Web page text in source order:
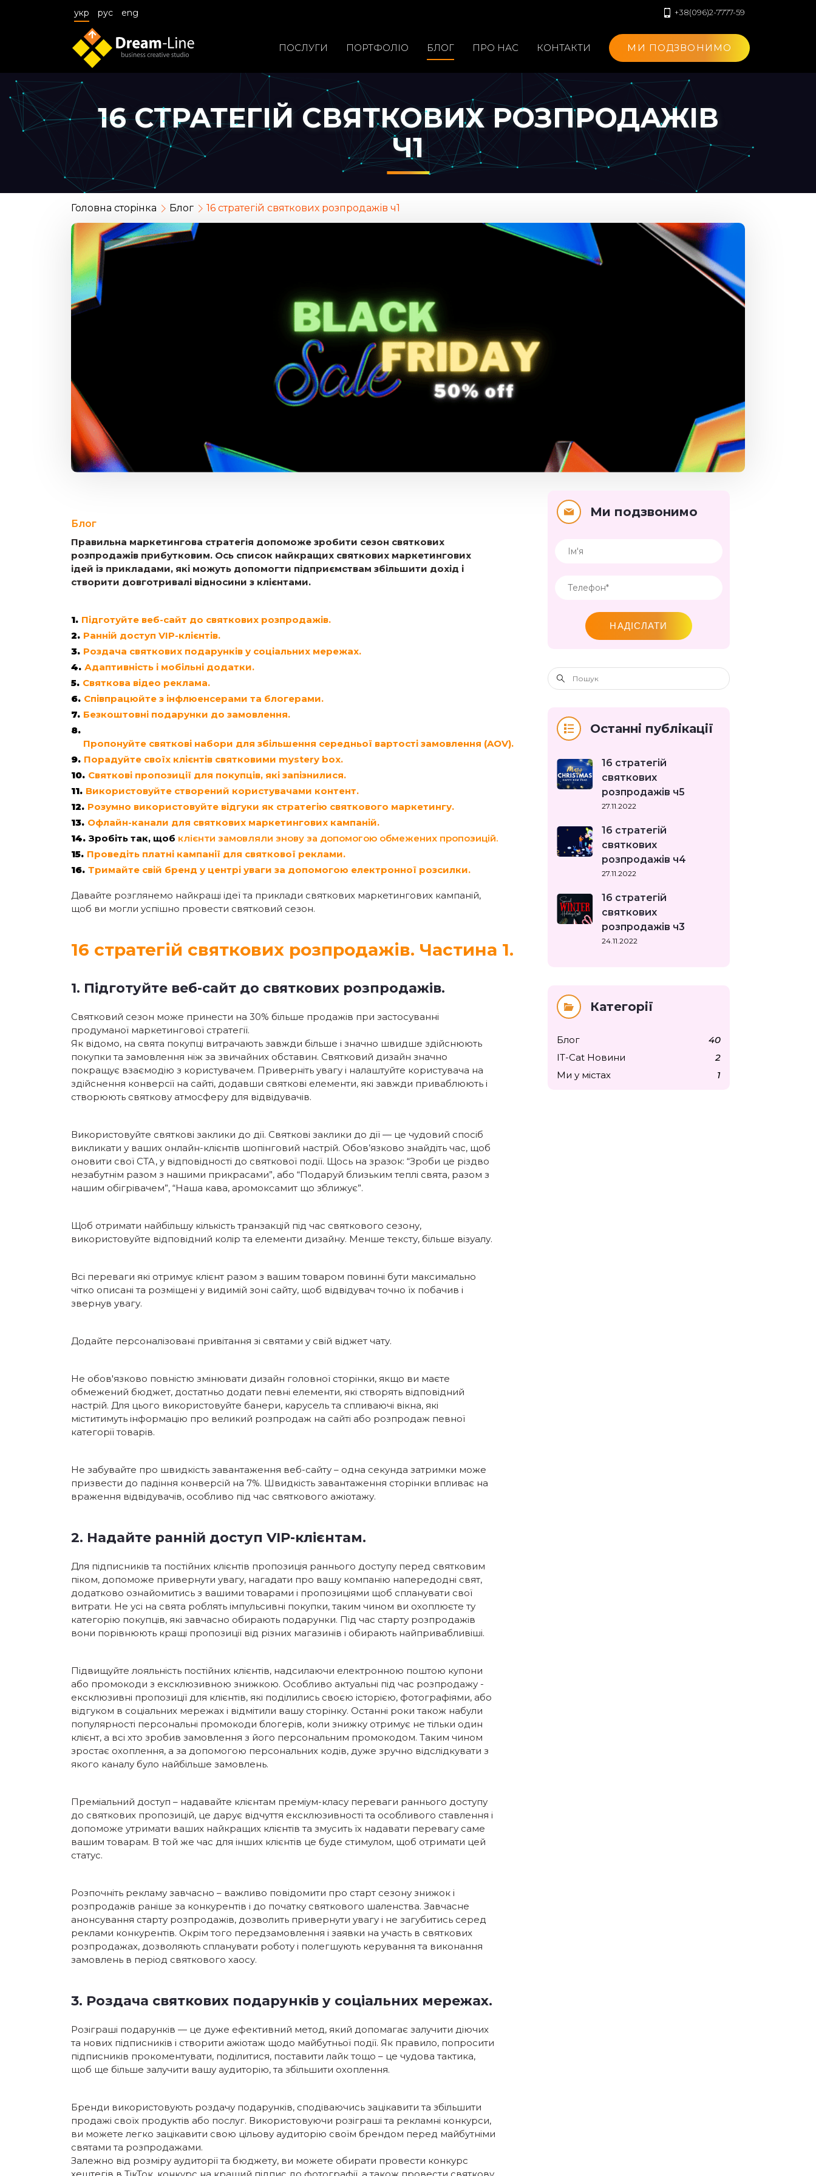
укр рус eng +38(096)2-7777-59
ПОСЛУГИ ПОРТФОЛIО БЛОГ ПРО НАС КОНТАКТИ МИ ПОДЗВОНИМО
16 СТРАТЕГІЙ СВЯТКОВИХ РОЗПРОДАЖІВ
Ч1
Головна сторiнка Блог 16 стратегій святкових розпродажів ч1
Блог
Правильна маркетингова стратегія допоможе зробити сезон святкових
розпродажів прибутковим. Ось список найкращих святкових маркетингових
ідей із прикладами, які можуть допомогти підприємствам збільшити дохід і
створити довготривалі відносини з клієнтами.
Підготуйте веб-сайт до святкових розпродажів.
Ранній доступ VIP-клієнтів.
Роздача святкових подарунків у соціальних мережах.
Адаптивність і мобільні додатки.
Святкова відео реклама.
Співпрацюйте з інфлюенсерами та блогерами.
Безкоштовні подарунки до замовлення.
Пропонуйте святкові набори для збільшення середньої вартості замовлення (AOV).
Порадуйте своїх клієнтів святковими mystery box.
Святкові пропозиції для покупців, які запізнилися.
Використовуйте створений користувачами контент.
Розумно використовуйте відгуки як стратегію святкового маркетингу.
Офлайн-канали для святкових маркетингових кампаній.
Зробіть так, щоб клієнти замовляли знову за допомогою обмежених пропозицій.
Проведіть платні кампанії для святкової реклами.
Тримайте свій бренд у центрі уваги за допомогою електронної розсилки.
Давайте розглянемо найкращі ідеї та приклади святкових маркетингових кампаній,
щоб ви могли успішно провести святковий сезон.
16 стратегій святкових розпродажів. Частина 1.
1. Підготуйте веб-сайт до святкових розпродажів.
Святковий сезон може принести на 30% більше продажів при застосуванні
продуманої маркетингової стратегії.
Як відомо, на свята покупці витрачають завжди більше і значно швидше здійснюють
покупки та замовлення ніж за звичайних обставин. Святковий дизайн значно
покращує взаємодію з користувачем. Приверніть увагу і налаштуйте користувача на
здійснення конверсії на сайті, додавши святкові елементи, які завжди приваблюють і
створюють святкову атмосферу для відвідувачів.
Використовуйте святкові заклики до дії. Святкові заклики до дії — це чудовий спосіб
викликати у ваших онлайн-клієнтів шопінговий настрій. Обов’язково знайдіть час, щоб
оновити свої CTA, у відповідності до святкової події. Щось на зразок: “Зроби це різдво
незабутнім разом з нашими прикрасами”, або “Подаруй близьким теплі свята, разом з
нашим обігрівачем”, “Наша кава, аромоксамит що зближує”.
Щоб отримати найбільшу кількість транзакцій під час святкового сезону,
використовуйте відповідний колір та елементи дизайну. Менше тексту, більше візуалу.
Всі переваги які отримує клієнт разом з вашим товаром повинні бути максимально
чітко описані та розміщені у видимій зоні сайту, щоб відвідувач точно їх побачив і
звернув увагу.
Додайте персоналізовані привітання зі святами у свій віджет чату.
Не обов'язково повністю змінювати дизайн головної сторінки, якщо ви маєте
обмежений бюджет, достатньо додати певні елементи, які створять відповідний
настрій. Для цього використовуйте банери, карусель та спливаючі вікна, які
міститимуть інформацію про великий розпродаж на сайті або розпродаж певної
категорії товарів.
Не забувайте про швидкість завантаження веб-сайту – одна секунда затримки може
призвести до падіння конверсій на 7%. Швидкість завантаження сторінки впливає на
враження відвідувачів, особливо під час святкового ажіотажу.
2. Надайте ранній доступ VIP-клієнтам.
Для підписників та постійних клієнтів пропозиція раннього доступу перед святковим
піком, допоможе привернути увагу, нагадати про вашу компанію напередодні свят,
додатково ознайомитись з вашими товарами і пропозиціями щоб спланувати свої
витрати. Не усі на свята роблять імпульсивні покупки, таким чином ви охоплюєте ту
категорію покупців, які завчасно обирають подарунки. Під час старту розпродажів
вони порівнюють кращі пропозиції від різних магазинів і обирають найпривабливіші.
Підвищуйте лояльність постійних клієнтів, надсилаючи електронною поштою купони
або промокоди з ексклюзивною знижкою. Особливо актуальні під час розпродажу -
ексклюзивні пропозиції для клієнтів, які поділились своєю історією, фотографіями, або
відгуком в соціальних мережах і відмітили вашу сторінку. Останні роки також набули
популярності персональні промокоди блогерів, коли знижку отримує не тільки один
клієнт, а всі хто зробив замовлення з його персональним промокодом. Таким чином
зростає охоплення, а за допомогою персональних кодів, дуже зручно відслідкувати з
якого каналу було найбільше замовлень.
Преміальний доступ – надавайте клієнтам преміум-класу переваги раннього доступу
до святкових пропозицій, це дарує відчуття ексклюзивності та особливого ставлення і
допоможе утримати ваших найкращих клієнтів та змусить їх надавати перевагу саме
вашим товарам. В той же час для інших клієнтів це буде стимулом, щоб отримати цей
статус.
Розпочніть рекламу завчасно – важливо повідомити про старт сезону знижок і
розпродажів раніше за конкурентів і до початку святкового шаленства. Завчасне
анонсування старту розпродажів, дозволить привернути увагу і не загубитись серед
реклами конкурентів. Окрім того передзамовлення і заявки на участь в святкових
розпродажах, дозволяють спланувати роботу і полегшують керування та виконання
замовлень в період святкового хаосу.
3. Роздача святкових подарунків у соціальних мережах.
Розіграші подарунків — це дуже ефективний метод, який допомагає залучити діючих
та нових підписників і створити ажіотаж щодо майбутньої події. Як правило, попросити
підписників прокоментувати, поділитися, поставити лайк тощо – це чудова тактика,
щоб ще більше залучити вашу аудиторію, та збільшити охоплення.
Бренди використовують роздачу подарунків, сподіваючись зацікавити та збільшити
продажі своїх продуктів або послуг. Використовуючи розіграші та рекламні конкурси,
ви можете легко зацікавити свою цільову аудиторію своїм брендом перед майбутніми
святами та розпродажами.
Залежно від розміру аудиторії та бюджету, ви можете обирати провести конкурс
хештегів в ТікТок, конкурс на кращий підпис до фотографії, а також провести святкову
Ми подзвонимо
НАДІСЛАТИ
Останні публікації
16 стратегій
святкових
розпродажів ч5
27.11.2022
16 стратегій
святкових
розпродажів ч4
27.11.2022
16 стратегій
святкових
розпродажів ч3
24.11.2022
Категорії
Блог
40
IT-Cat Новини
2
Ми у містах
1